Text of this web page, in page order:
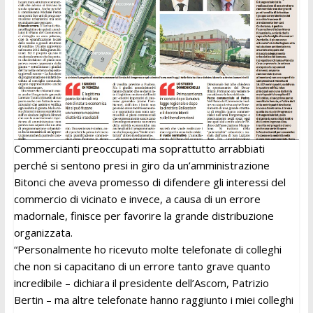
Commercianti preoccupati ma soprattutto arrabbiati
perché si sentono presi in giro da un’amministrazione
Bitonci che aveva promesso di difendere gli interessi del
commercio di vicinato e invece, a causa di un errore
madornale, finisce per favorire la grande distribuzione
organizzata.
“Personalmente ho ricevuto molte telefonate di colleghi
che non si capacitano di un errore tanto grave quanto
incredibile – dichiara il presidente dell’Ascom, Patrizio
Bertin – ma altre telefonate hanno raggiunto i miei colleghi